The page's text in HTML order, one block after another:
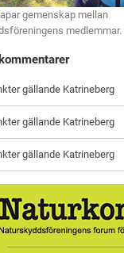
gemenskap mellan
medlemmar.
gällande Katrineberg
gällande Katrineberg
gällande Katrineberg